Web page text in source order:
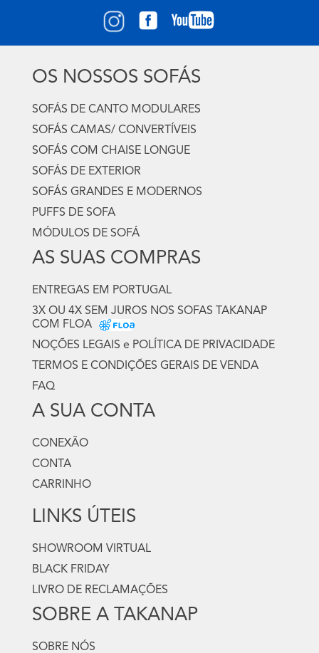
OS NOSSOS SOFÁS
SOFÁS DE CANTO MODULARES
SOFÁS CAMAS/ CONVERTÍVEIS
SOFÁS COM CHAISE LONGUE
SOFÁS DE EXTERIOR
SOFÁS GRANDES E MODERNOS
PUFFS DE SOFA
MÓDULOS DE SOFÁ
AS SUAS COMPRAS
ENTREGAS EM PORTUGAL
3X OU 4X SEM JUROS NOS SOFAS TAKANAP
COM FLOA
NOÇÕES LEGAIS e POLÍTICA DE PRIVACIDADE
TERMOS E CONDIÇÕES GERAIS DE VENDA
FAQ
A SUA CONTA
CONEXÃO
CONTA
CARRINHO
LINKS ÚTEIS
SHOWROOM VIRTUAL
BLACK FRIDAY
LIVRO DE RECLAMAÇÕES
SOBRE A TAKANAP
SOBRE NÓS